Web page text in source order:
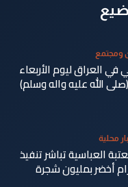
ومجتمع
العراق ليوم الأربعاء
الله عليه واله وسلم)
محلية
العتبة العباسية تباشر تنفيذ
أخضر بمليون شجرة